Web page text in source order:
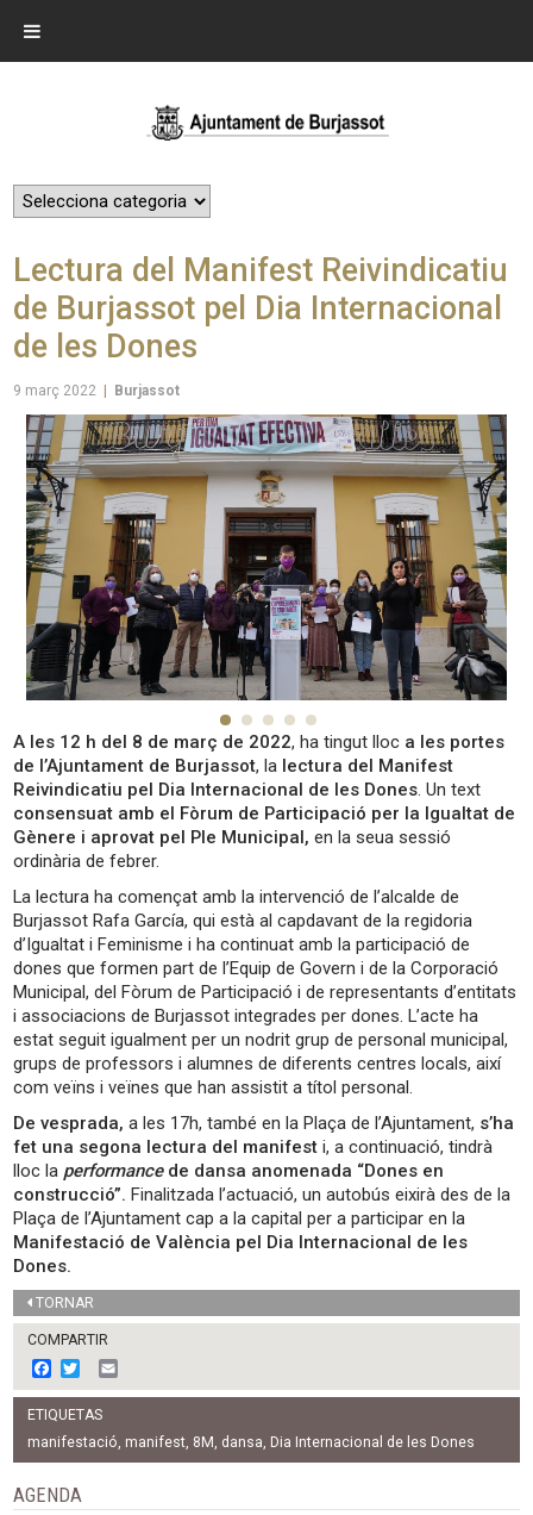
Lectura del Manifest Reivindicatiu
de Burjassot pel Dia Internacional
de les Dones
9 març 2022 Burjassot
A les 12 h del 8 de març de 2022, ha tingut lloc a les portes
de l’Ajuntament de Burjassot, la lectura del Manifest
Reivindicatiu pel Dia Internacional de les Dones. Un text
consensuat amb el Fòrum de Participació per la Igualtat de
Gènere i aprovat pel Ple Municipal, en la seua sessió
ordinària de febrer.
La lectura ha començat amb la intervenció de l’alcalde de
Burjassot Rafa García, qui està al capdavant de la regidoria
d’Igualtat i Feminisme i ha continuat amb la participació de
dones que formen part de l’Equip de Govern i de la Corporació
Municipal, del Fòrum de Participació i de representants d’entitats
i associacions de Burjassot integrades per dones. L’acte ha
estat seguit igualment per un nodrit grup de personal municipal,
grups de professors i alumnes de diferents centres locals, així
com veïns i veïnes que han assistit a títol personal.
De vesprada, a les 17h, també en la Plaça de l’Ajuntament, s’ha
fet una segona lectura del manifest i, a continuació, tindrà
lloc la performancede dansa anomenada “Dones en
construcció”. Finalitzada l’actuació, un autobús eixirà des de la
Plaça de l’Ajuntament cap a la capital per a participar en la
Manifestació de València pel Dia Internacional de les
Dones.
TORNAR
COMPARTIR
F
a
c
e
b
o
o
k
w
i
t
t
e
m
l
ETIQUETAS
manifestació, manifest, 8M , dansa, Dia Internacional de les Dones
AGENDA